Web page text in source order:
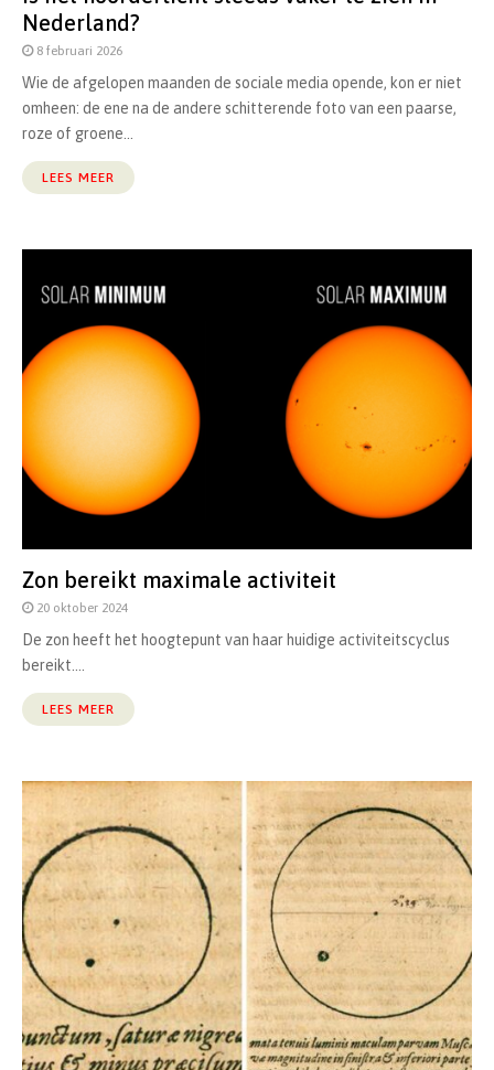
Nederland?
8 februari 2026
Wie de afgelopen maanden de sociale media opende, kon er niet
omheen: de ene na de andere schitterende foto van een paarse,
roze of groene...
LEES MEER
Zon bereikt maximale activiteit
20 oktober 2024
De zon heeft het hoogtepunt van haar huidige activiteitscyclus
bereikt....
LEES MEER